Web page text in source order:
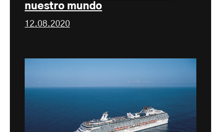
nuestro mundo
12.08.2020